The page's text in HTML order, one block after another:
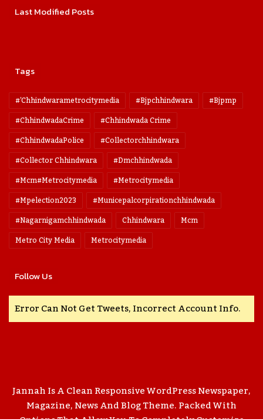
Last Modified Posts
Tags
#'chhindwarametrocitymedia #bjpchhindwara
#bjpmp
#ChhindwadaCrime
#Chhindwada Crime
#ChhindwadaPolice
#collectorchhindwara
#collector Chhindwara
#dmchhindwada
#mcm#metrocitymedia
#metrocitymedia
#mpelection2023
#municepalcorpirationchhindwada
#nagarnigamchhindwada
Chhindwara
Mcm
Metro City Media
Metrocitymedia
Follow Us
Error Can Not Get Tweets, Incorrect Account Info.
Jannah Is A Clean Responsive WordPress Newspaper,
Magazine, News And Blog Theme. Packed With